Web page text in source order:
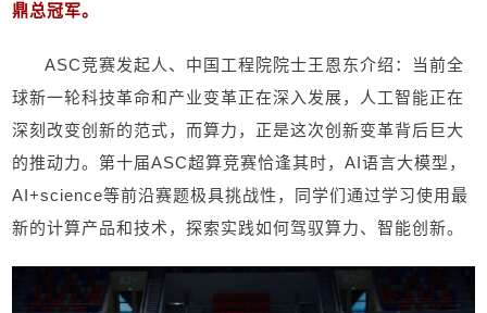
鼎总冠军。
ASC竞赛发起人、中国工程院院士王恩东介绍：当前全
球新一轮科技革命和产业变革正在深入发展，人工智能正在
深刻改变创新的范式，而算力，正是这次创新变革背后巨大
的推动力。第十届ASC超算竞赛恰逢其时，AI语言大模型，
AI+science等前沿赛题极具挑战性，同学们通过学习使用最
新的计算产品和技术，探索实践如何驾驭算力、智能创新。